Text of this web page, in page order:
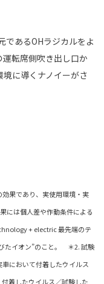
であるOHラジカルをよ
転席側吹き出し口か
に導くナノイーがさ
であり、実使用環境・実
は個人差や作動条件による
+ electric 最先端のテ
たイオン”のこと。 ＊2. 試験
において付着したウイルス
着したウイルス／試験した